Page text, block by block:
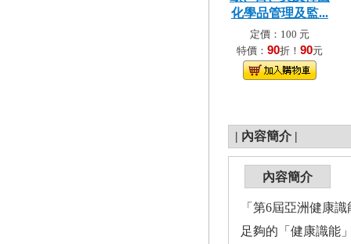
化學品管理及監...
定價：100 元
特價： 90折！ 90元
| 內容簡介 |
內容簡介
「第6屆亞洲健康
足夠的「健康識能